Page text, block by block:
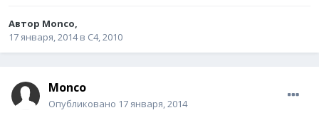
Автор Monco,
17 января, 2014в C4, 2010
Monco
Опубликовано 17 января, 2014